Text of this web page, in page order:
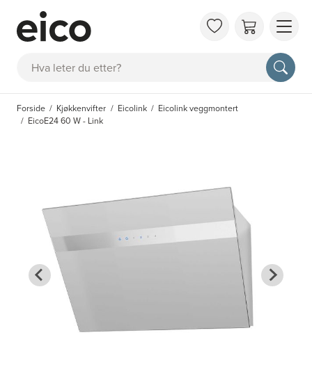
Søk
OM
FAQ
Forside Kjøkkenvifter Eicolink
Eicolink veggmontert
EicoE24 60 W - Link